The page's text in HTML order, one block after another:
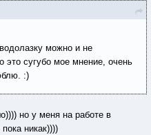
можно и не
это сугубо мое мнение, очень
:)
но у меня на работе в
никак))))